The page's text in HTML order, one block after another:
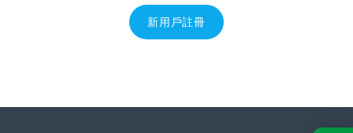
新用戶註冊